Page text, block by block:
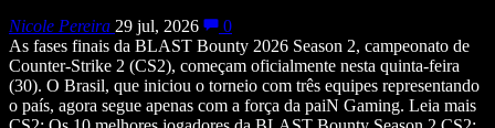
Nicole Pereira 29 jul, 2026
0
As fases finais da BLAST Bounty 2026 Season 2, campeonato de
Counter-Strike 2 (CS2), começam oficialmente nesta quinta-feira
(30). O Brasil, que iniciou o torneio com três equipes representando
o país, agora segue apenas com a força da paiN Gaming. Leia mais